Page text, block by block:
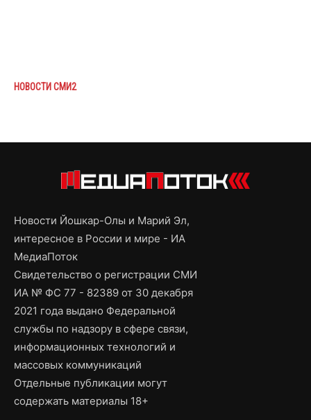
НОВОСТИ СМИ2
Новости Йошкар-Олы и Марий Эл,
интересное в России и мире - ИА
МедиаПоток
Свидетельство о регистрации СМИ
ИА № ФС 77 - 82389 от 30 декабря
2021 года выдано Федеральной
службы по надзору в сфере связи,
информационных технологий и
массовых коммуникаций
Отдельные публикации могут
содержать материалы 18+